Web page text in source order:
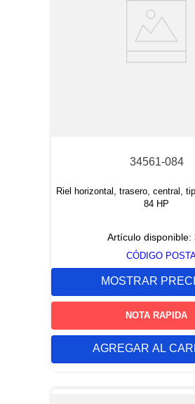
34561-084
Riel horizontal, trasero, central,
84 HP
Artículo disponible:
CÓDIGO
MOSTRAR
NOTA RAPIDA
AGREGAR AL